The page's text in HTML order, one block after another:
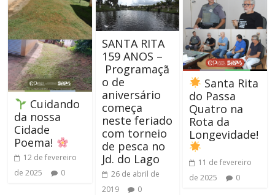
Cuidando
da nossa
Cidade
Poema!
12 de fevereiro
de 2025
0
SANTA RITA
159 ANOS –
Programaçã
o de
aniversário
começa
neste feriado
com torneio
de pesca no
Jd. do Lago
26 de abril de
2019
0
Santa Rita
do Passa
Quatro na
Rota da
Longevidade!
11 de fevereiro
de 2025
0